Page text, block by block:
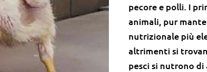
pecore e polli. I
animali, pur
nutrizionale più
altrimenti si
pesci si nutrono di